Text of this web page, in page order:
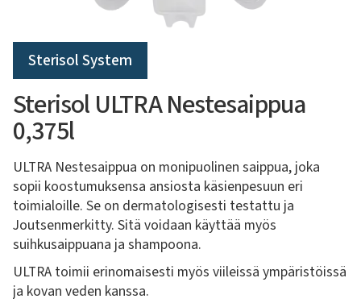
Sterisol System
Sterisol ULTRA Nestesaippua
0,375l
ULTRA Nestesaippua on monipuolinen saippua, joka
sopii koostumuksensa ansiosta käsienpesuun eri
toimialoille. Se on dermatologisesti testattu ja
Joutsenmerkitty. Sitä voidaan käyttää myös
suihkusaippuana ja shampoona.
ULTRA toimii erinomaisesti myös viileissä ympäristöissä
ja kovan veden kanssa.